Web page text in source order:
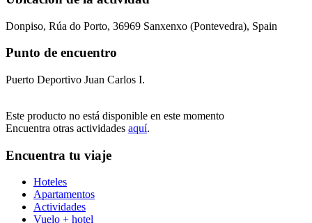
Donpiso, Rúa do Porto, 36969 Sanxenxo (Pontevedra), Spain
Punto de encuentro
Puerto Deportivo Juan Carlos I.
Este producto no está disponible en este momento
Encuentra otras actividades aquí.
Encuentra tu viaje
Hoteles
Apartamentos
Actividades
Vuelo + hotel